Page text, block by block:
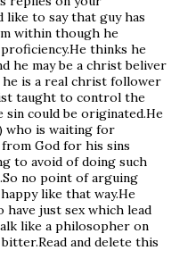
like to say that guy has
within though he
thinks he
he may be a christ beliver
is a real christ follower
taught to control the
could be originated.He
who is waiting for
God for his sins
to avoid of doing such
no point of arguing
like that way.He
have just sex which lead
like a philosopher on
and delete this